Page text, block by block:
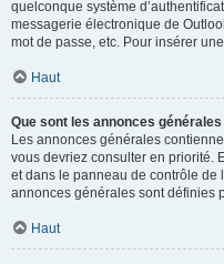
quelconque système
messagerie électronique de
mot de passe, etc. Pour insérer
Haut
Que sont les annonces générales
Les annonces générales
vous devriez consulter en priorité.
et dans le panneau de contrôle de
annonces générales sont définies
Haut